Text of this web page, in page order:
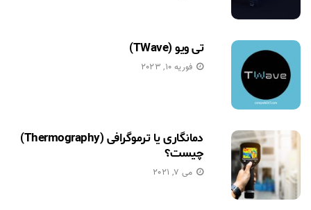
تی ویو (TWave)
فوریه 10, 2023
دمانگاری یا ترموگرافی (Thermography)
چیست؟
می 7, 2021